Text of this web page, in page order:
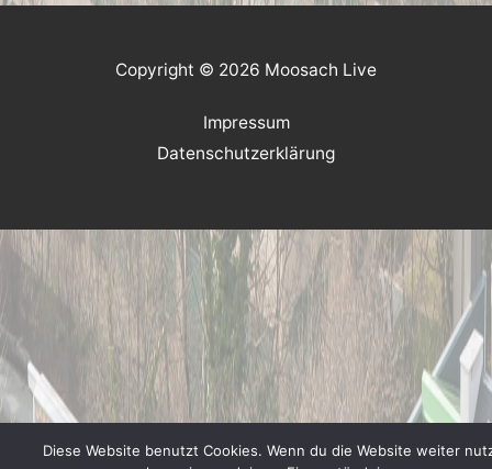
Copyright © 2026 Moosach Live
Impressum
Datenschutzerklärung
Diese Website benutzt Cookies. Wenn du die Website weiter